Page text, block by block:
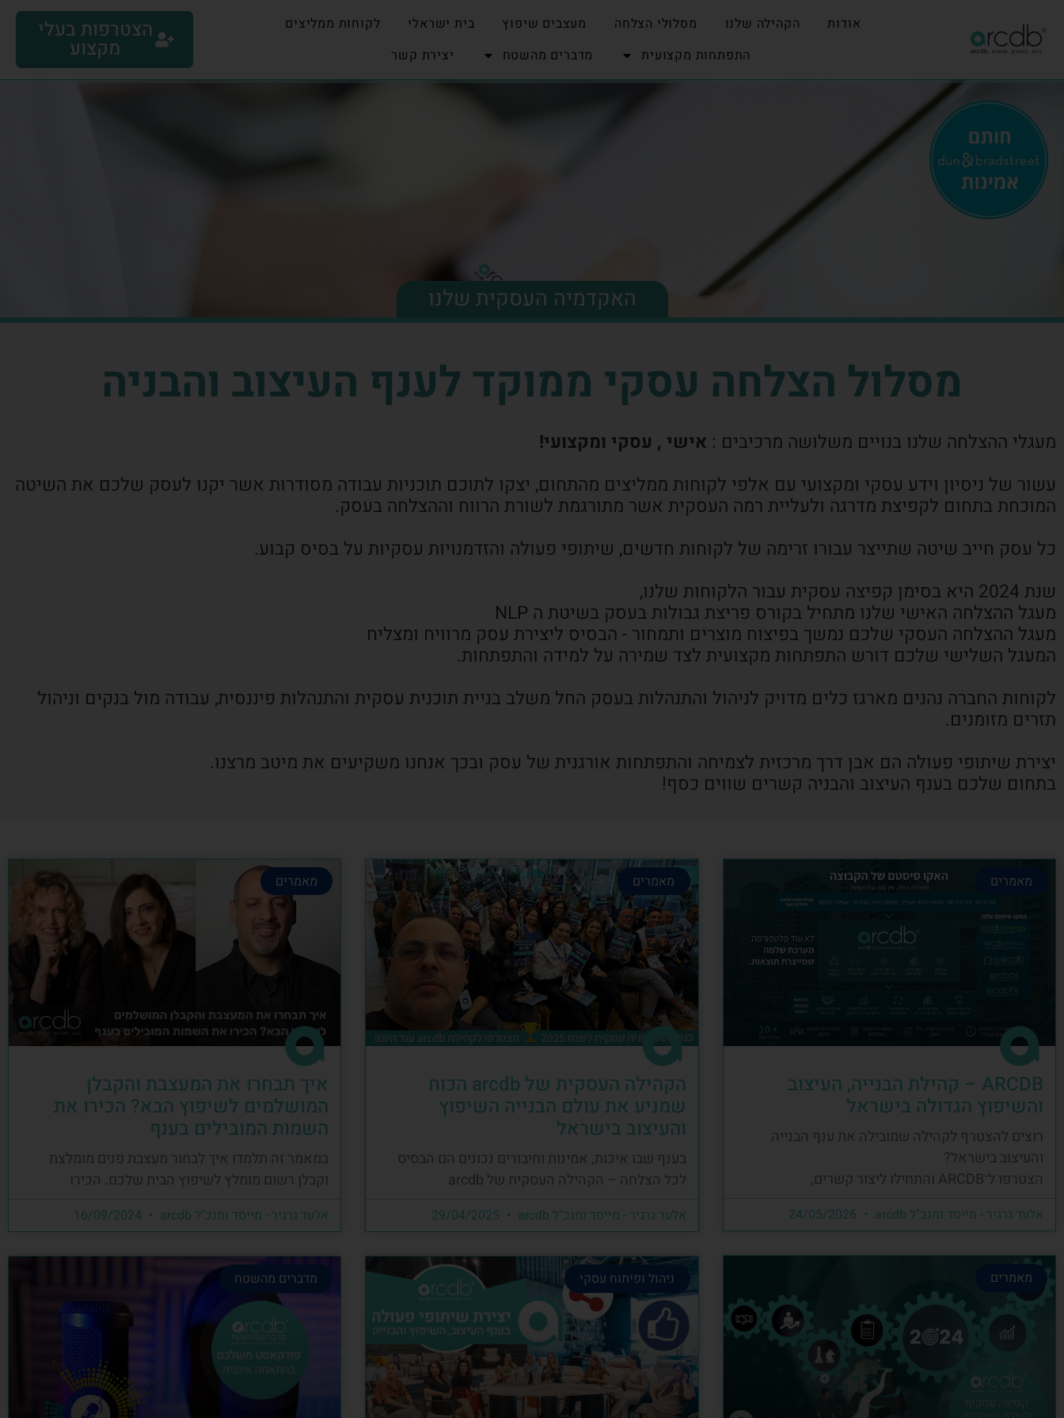
אודות הקהילה שלנו מסלולי הצלחה מעצבים שיפוץ בית ישראלי
לקוחות ממליצים
התפתחות מקצועית
מדברים מהשטח יצירת קשר
הצטרפות בעלי
מקצוע
האקדמיה העסקית שלנו
מסלול הצלחה עסקי ממוקד לענף העיצוב והבניה
מעגלי ההצלחה שלנו בנויים משלושה מרכיבים : אישי , עסקי ומקצועי!
עשור של ניסיון וידע עסקי ומקצועי עם אלפי לקוחות ממליצים מהתחום, יצקו לתוכם תוכניות עבודה מסודרות אשר יקנו לעסק שלכם את השיטה
המוכחת בתחום לקפיצת מדרגה ולעליית רמה העסקית אשר מתורגמת לשורת הרווח וההצלחה בעסק.
כל עסק חייב שיטה שתייצר עבורו זרימה של לקוחות חדשים, שיתופי פעולה והזדמנויות עסקיות על בסיס קבוע.
שנת 2024 היא בסימן קפיצה עסקית עבור הלקוחות שלנו,
מעגל ההצלחה האישי שלנו מתחיל בקורס פריצת גבולות בעסק בשיטת ה NLP
מעגל ההצלחה העסקי שלכם נמשך בפיצוח מוצרים ותמחור - הבסיס ליצירת עסק מרוויח ומצליח
המעגל השלישי שלכם דורש התפתחות מקצועית לצד שמירה על למידה והתפתחות.
לקוחות החברה נהנים מארגז כלים מדויק לניהול והתנהלות בעסק החל משלב בניית תוכנית עסקית והתנהלות פיננסית, עבודה מול בנקים וניהול
תזרים מזומנים.
יצירת שיתופי פעולה הם אבן דרך מרכזית לצמיחה והתפתחות אורגנית של עסק ובכך אנחנו משקיעים את מיטב מרצנו.
בתחום שלכם בענף העיצוב והבניה קשרים שווים כסף!
מאמרים
ARCDB – קהילת הבנייה, העיצוב
והשיפוץ הגדולה בישראל
רוצים להצטרף לקהילה שמובילה את ענף הבנייה
והעיצוב בישראל?
הצטרפו ל־ARCDB והתחילו ליצור קשרים,
אלעד גרגיר - מייסד ומנכ"ל arcdb
מאמרים
הקהילה העסקית של arcdb הכוח
שמניע את עולם הבנייה השיפוץ
והעיצוב בישראל
בענף שבו איכות, אמינות וחיבורים נכונים הם הבסיס
לכל הצלחה – הקהילה העסקית של arcdb
אלעד גרגיר - מייסד ומנכ"ל arcdb
מאמרים
איך תבחרו את המעצבת והקבלן
המושלמים לשיפוץ הבא? הכירו את
השמות המובילים בענף
במאמר זה תלמדו איך לבחור מעצבת פנים מומלצת
וקבלן רשום מומלץ לשיפוץ הבית שלכם. הכירו
אלעד גרגיר - מייסד ומנכ"ל arcdb
מאמרים ניהול ופיתוח עסקי מדברים מהשטח